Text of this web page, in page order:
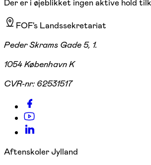
Der er i øjeblikket ingen aktive hold
FOF's Landssekretariat
Peder Skrams Gade 5, 1.
1054 København K
CVR-nr: 62531517
Aftenskoler Jylland